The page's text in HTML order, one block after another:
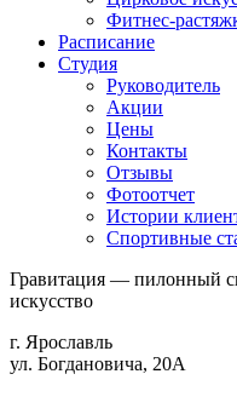
Фитнес-
Расписание
Студия
Руководитель
Акции
Цены
Контакты
Отзывы
Фотоотчет
Истории
Спортивные
Гравитация — пилонный
искусство
г. Ярославль
ул. Богдановича, 20А